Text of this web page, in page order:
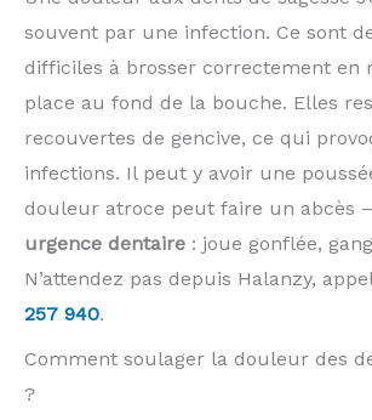
souvent par une infection. Ce sont
difficiles à brosser correctement en
place au fond de la bouche. Elles
recouvertes de gencive, ce qui
infections. Il peut y avoir une
douleur atroce peut faire un abcès
urgence dentaire : joue gonflée,
N’attendez pas depuis Halanzy,
257 940.
Comment soulager la douleur des
?